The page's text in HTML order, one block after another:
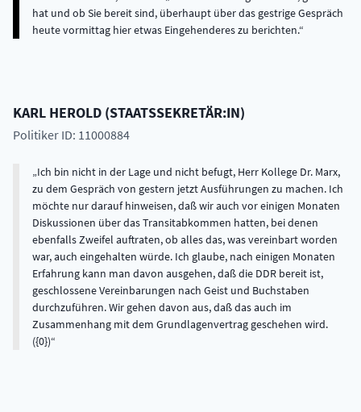
hat und ob Sie bereit sind, überhaupt über das gestrige Gespräch
heute vormittag hier etwas Eingehenderes zu berichten.
KARL HEROLD (STAATSSEKRETÄR:IN)
Politiker ID: 11000884
Ich bin nicht in der Lage und nicht befugt, Herr Kollege Dr. Marx,
zu dem Gespräch von gestern jetzt Ausführungen zu machen. Ich
möchte nur darauf hinweisen, daß wir auch vor einigen Monaten
Diskussionen über das Transitabkommen hatten, bei denen
ebenfalls Zweifel auftraten, ob alles das, was vereinbart worden
war, auch eingehalten würde. Ich glaube, nach einigen Monaten
Erfahrung kann man davon ausgehen, daß die DDR bereit ist,
geschlossene Vereinbarungen nach Geist und Buchstaben
durchzuführen. Wir gehen davon aus, daß das auch im
Zusammenhang mit dem Grundlagenvertrag geschehen wird.
({0})